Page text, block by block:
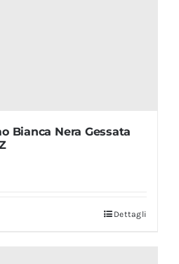
Bianca Nera Gessata
Dettagli